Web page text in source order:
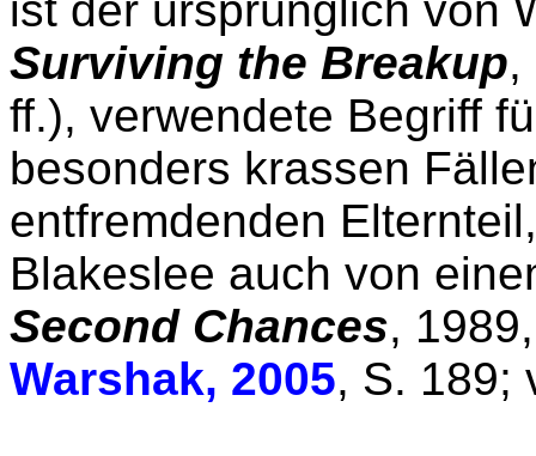
Surviving the Breakup,
ff.), verwendete Begriff
besonders krassen
entfremdenden
Blakeslee auch von
Second Chances,
Warshak, 2005, S. 189;